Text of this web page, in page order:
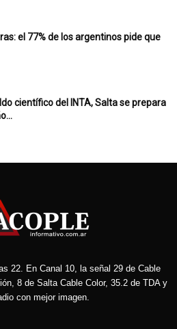
el 77% de los argentinos pide que
científico del INTA, Salta se prepara
22. En Canal 10, la señal 29 de Cable
8 de Salta Cable Color, 35.2 de TDA y
con mejor imagen.